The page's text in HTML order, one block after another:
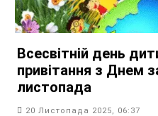
Всесвітній день
привітання з Днем
листопада
20 Листопада 2025, 06:37